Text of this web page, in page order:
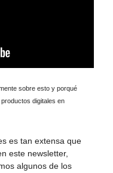
sobre esto y porqué
digitales en
es tan extensa que
este newsletter,
algunos de los